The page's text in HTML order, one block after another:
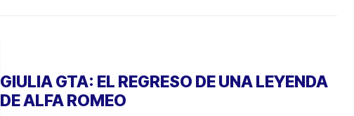
GIULIA GTA: EL REGRESO DE UNA LEYENDA
DE ALFA ROMEO